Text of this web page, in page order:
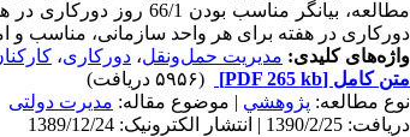
دورکاری در هفته برای هر واحد سازمانی، مناسب و
واژه‌های کلیدی: مدیریت حمل‌ونقل، دورکاری،
متن کامل [PDF 265 kb]
(۵۹۵۶ دریافت)
نوع مطالعه: پژوهشي | موضوع مقاله: مدیرت دولتی
دریافت: 1390/2/25 | انتشار الکترونیک: 1389/12/24